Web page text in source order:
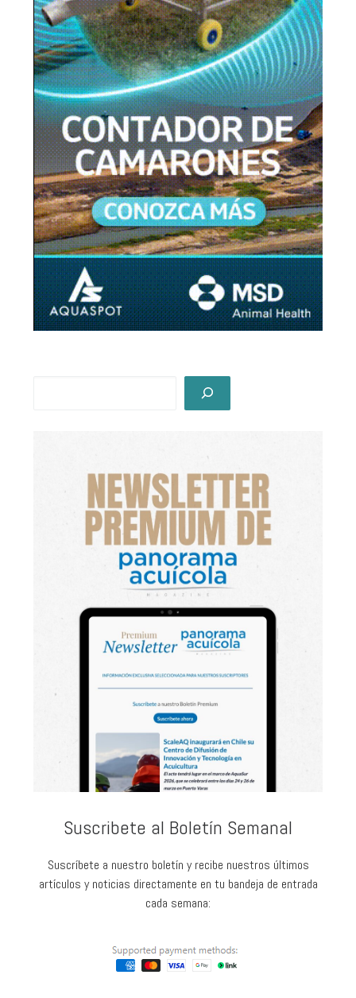
Suscribete al Boletín Semanal
Suscríbete a nuestro boletín y recibe nuestros últimos
artículos y noticias directamente en tu bandeja de entrada
cada semana: